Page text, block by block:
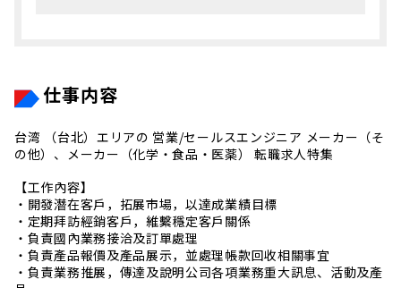
仕事内容
台湾 （台北）エリアの 営業/セールスエンジニア メーカー（そ
の他）、メーカー（化学・食品・医薬） 転職求人特集
【工作內容】
・開發潛在客戶，拓展市場，以達成業績目標
・定期拜訪經銷客戶，維繫穩定客戶關係
・負責國內業務接洽及訂單處理
・負責產品報價及產品展示，並處理帳款回收相關事宜
・負責業務推展，傳達及說明公司各項業務重大訊息、活動及產